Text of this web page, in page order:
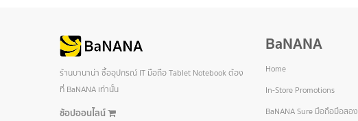
ร้านบานาน่า ซื้ออุปกรณ์ IT มือถือ Tablet Notebook ต้อง
ที่ BaNANA เท่านั้น
ช้อปออนไลน์
BaNANA
Home
In-Store Promotions
BaNANA Sure มือถือมือสอง